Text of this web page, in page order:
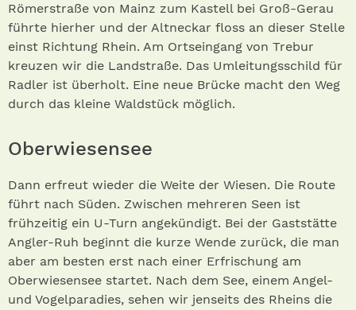
Römerstraße von Mainz zum Kastell bei Groß-Gerau
führte hierher und der Altneckar floss an dieser Stelle
einst Richtung Rhein. Am Ortseingang von Trebur
kreuzen wir die Landstraße. Das Umleitungsschild für
Radler ist überholt. Eine neue Brücke macht den Weg
durch das kleine Waldstück möglich.
Oberwiesensee
Dann erfreut wieder die Weite der Wiesen. Die Route
führt nach Süden. Zwischen mehreren Seen ist
frühzeitig ein U-Turn angekündigt. Bei der Gaststätte
Angler-Ruh beginnt die kurze Wende zurück, die man
aber am besten erst nach einer Erfrischung am
Oberwiesensee startet. Nach dem See, einem Angel-
und Vogelparadies, sehen wir jenseits des Rheins die